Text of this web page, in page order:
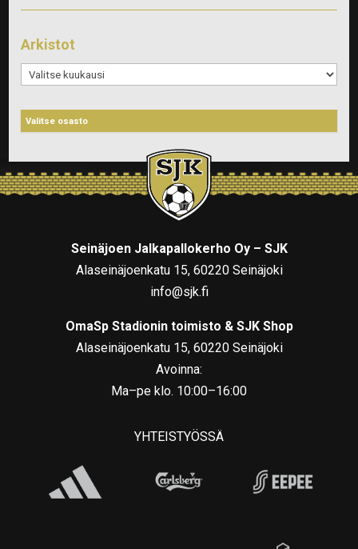
Arkistot
Arkistot
Seinäjoen Jalkapallokerho Oy – SJK
Alaseinäjoenkatu 15, 60220 Seinäjoki
info@sjk.fi
OmaSp Stadionin toimisto & SJK Shop
Alaseinäjoenkatu 15, 60220 Seinäjoki
Avoinna:
Ma–pe klo. 10:00–16:00
YHTEISTYÖSSÄ